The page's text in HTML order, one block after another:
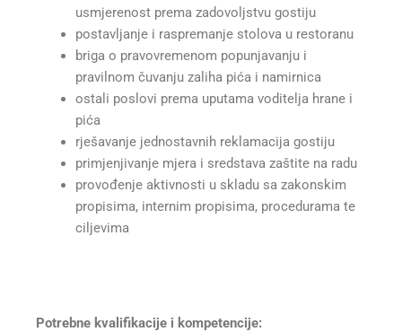
usmjerenost prema zadovoljstvu gostiju
postavljanje i raspremanje stolova u restoranu
briga o pravovremenom popunjavanju i
pravilnom čuvanju zaliha pića i namirnica
ostali poslovi prema uputama voditelja hrane i
pića
rješavanje jednostavnih reklamacija gostiju
primjenjivanje mjera i sredstava zaštite na radu
provođenje aktivnosti u skladu sa zakonskim
propisima, internim propisima, procedurama te
ciljevima
Potrebne kvalifikacije i kompetencije: